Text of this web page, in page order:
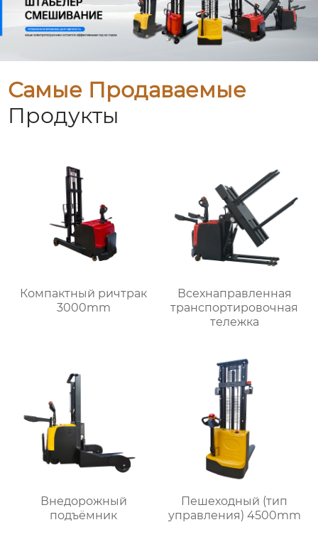
Самые Продаваемые
Продукты
Компактный ричтрак
3000mm
Всехнаправленная
транспортировочная
тележка
Внедорожный
подъёмник
Пешеходный (тип
управления) 4500mm